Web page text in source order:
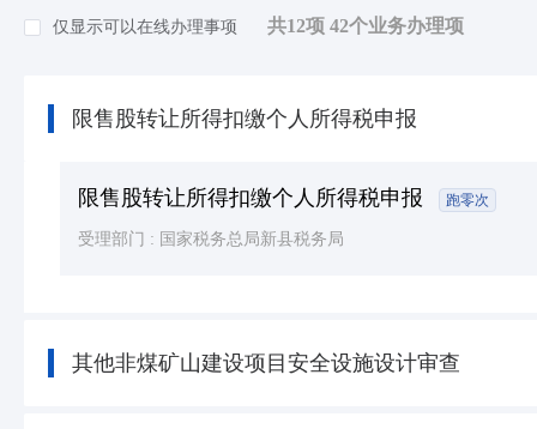
司法公证 (39) 公用事业 (42)
仅显示可以在线办理事项 共12项 42个业务办理项
限售股转让所得扣缴个人所得税申报
限售股转让所得扣缴个人所得税申报 跑零次
受理部门 : 国家税务总局新县税务局
其他非煤矿山建设项目安全设施设计审查